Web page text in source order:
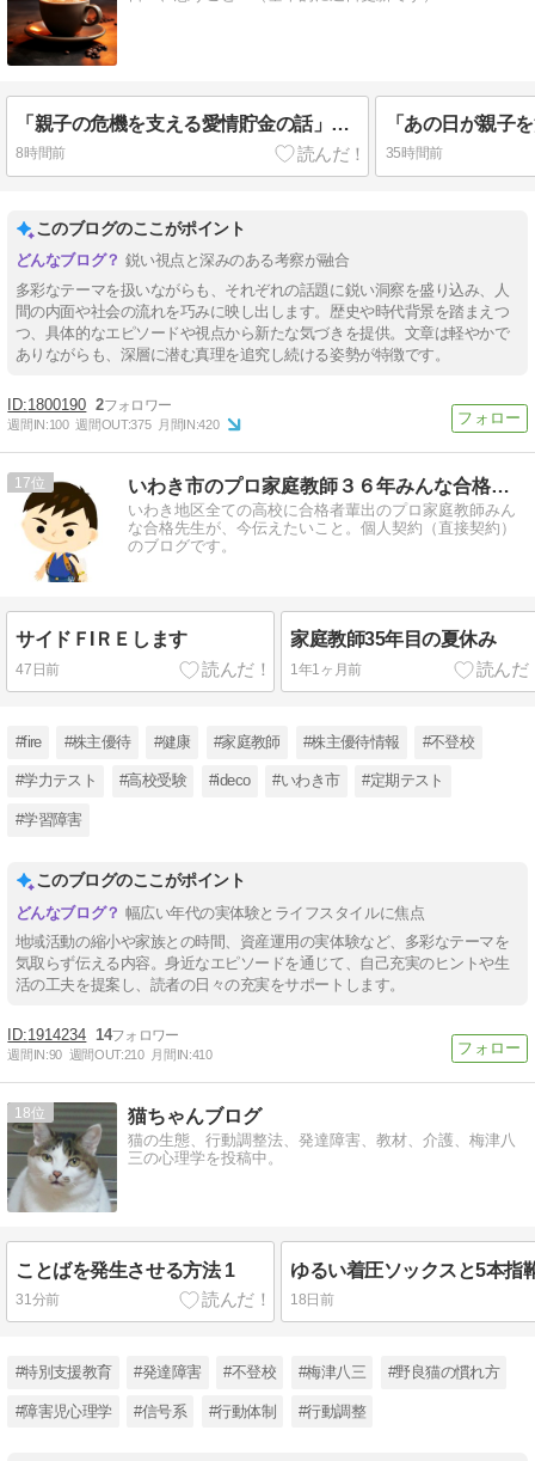
「親子の危機を支える愛情貯金の話」～タレント清水良太郎の訃報を聞いて④
8時間前 35時間前
このブログのここがポイント
鋭い視点と深みのある考察が融合
多彩なテーマを扱いながらも、それぞれの話題に鋭い洞察を盛り込み、人
間の内面や社会の流れを巧みに映し出します。歴史や時代背景を踏まえつ
つ、具体的なエピソードや視点から新たな気づきを提供。文章は軽やかで
ありながらも、深層に潜む真理を追究し続ける姿勢が特徴です。
1800190 2
週間IN:100 週間OUT:375 月間IN:420
17 いわき市のプロ家庭教師３６年みんな合格先生のブログ
いわき地区全ての高校に合格者輩出のプロ家庭教師みん
な合格先生が、今伝えたいこと。個人契約（直接契約）
のブログです。
サイドＦIＲＥします
47日前
家庭教師35年目の夏休み
1年1ヶ月前
#fire #株主優待 #健康 #家庭教師 #株主優待情報 #不登校
#学力テスト #高校受験 #ideco #いわき市 #定期テスト
#学習障害
このブログのここがポイント
幅広い年代の実体験とライフスタイルに焦点
地域活動の縮小や家族との時間、資産運用の実体験など、多彩なテーマを
気取らず伝える内容。身近なエピソードを通じて、自己充実のヒントや生
活の工夫を提案し、読者の日々の充実をサポートします。
1914234 14
週間IN:90 週間OUT:210 月間IN:410
18 猫ちゃんブログ
猫の生態、行動調整法、発達障害、教材、介護、梅津八
三の心理学を投稿中。
ことばを発生させる方法 1
31分前 18日前
#特別支援教育 #発達障害 #不登校 #梅津八三 #野良猫の慣れ方
#障害児心理学 #信号系 #行動体制 #行動調整